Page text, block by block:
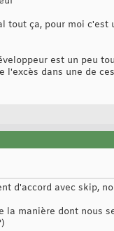
tout ça, pour moi
est un peu
l'excès dans une de
d'accord avec skip,
la manière dont nous